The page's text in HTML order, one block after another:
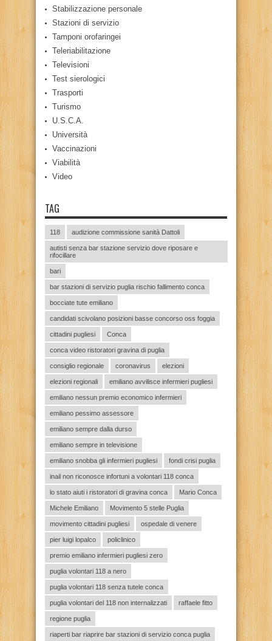
Stabilizzazione personale
Stazioni di servizio
Tamponi orofaringei
Teleriabilitazione
Televisioni
Test sierologici
Trasporti
Turismo
U.S.C.A.
Università
Vaccinazioni
Viabilità
Video
TAG
118 audizione commissione sanità Dattoli
autisti senza bar stazione servizio dove riposare e
rifocillare
bari
bar stazioni di servizio puglia rischio fallimento conca
bocciate tute emiliano
candidati scivolano posizioni basse concorso oss foggia
cittadini pugliesi Conca
conca video ristoratori gravina di puglia
consiglio regionale coronavirus elezioni
elezioni regionali emiliano avvilisce infermieri pugliesi
emiliano nessun premio economico infermieri
emiliano pessimo assessore
emiliano sempre dalla durso
emiliano sempre in televisione
emiliano snobba gli infermieri pugliesi fondi crisi puglia
inail non riconosce infortuni a volontari 118 conca
lo stato aiuti i ristoratori di gravina conca Mario Conca
Michele Emiliano Movimento 5 stelle Puglia
movimento cittadini pugliesi ospedale di venere
pier luigi lopalco policlinico
premio emiliano infermieri pugliesi zero
puglia volontari 118 a nero
puglia volontari 118 senza tutele conca
puglia volontari del 118 non internalizzati raffaele fitto
regione puglia
riaperti bar riaprire bar stazioni di servizio conca puglia